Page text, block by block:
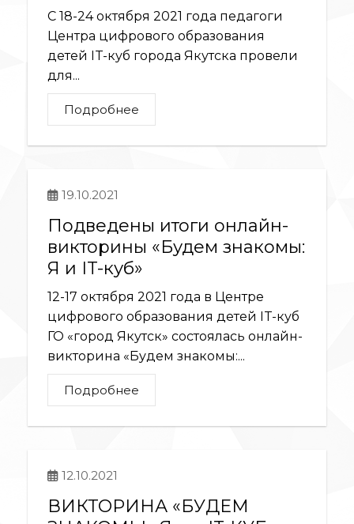
С 18-24 октября 2021 года педагоги
Центра цифрового образования
детей IT-куб города Якутска провели
для...
Подробнее
19.10.2021
Подведены итоги онлайн-
викторины «Будем знакомы:
Я и IT-куб»
12-17 октября 2021 года в Центре
цифрового образования детей IT-куб
ГО «город Якутск» состоялась онлайн-
викторина «Будем знакомы:...
Подробнее
12.10.2021
ВИКТОРИНА «БУДЕМ